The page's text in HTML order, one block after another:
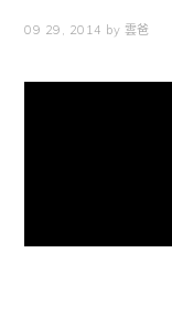
09 29, 2014 by 雲爸